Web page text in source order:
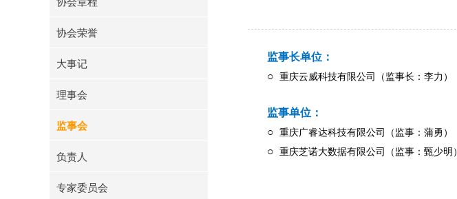
协会荣誉
大事记
理事会
监事会
负责人
专家委员会
监事长单位：
○ 重庆云威科技有限公司（监事长：李力）
监事单位：
○ 重庆广睿达科技有限公司（监事：蒲勇）
○ 重庆芝诺大数据有限公司（监事：甄少明）